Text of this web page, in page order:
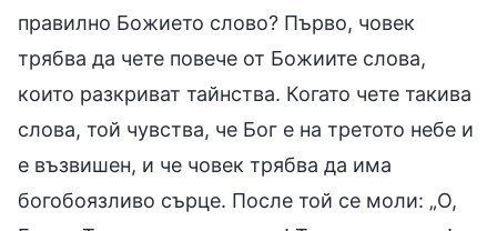
правилно Божието слово? Първо, човек
трябва да чете повече от Божиите слова,
които разкриват тайнства. Когато чете такива
слова, той чувства, че Бог е на третото небе и
е възвишен, и че човек трябва да има
богобоязливо сърце. После той се моли: „О,